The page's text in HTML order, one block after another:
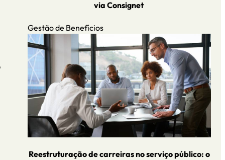
via Consignet
Gestão de Benefícios
Reestruturação de carreiras no serviço público: o